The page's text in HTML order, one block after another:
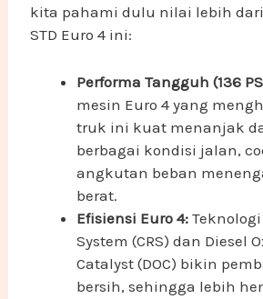
kita pahami dulu nilai lebih dari
STD Euro 4 ini:
Performa Tangguh (136
mesin Euro 4 yang
truk ini kuat menanjak
berbagai kondisi jalan,
angkutan beban
berat.
Efisiensi Euro 4:
System (CRS) dan Diesel
Catalyst (DOC) bikin
bersih, sehingga lebih